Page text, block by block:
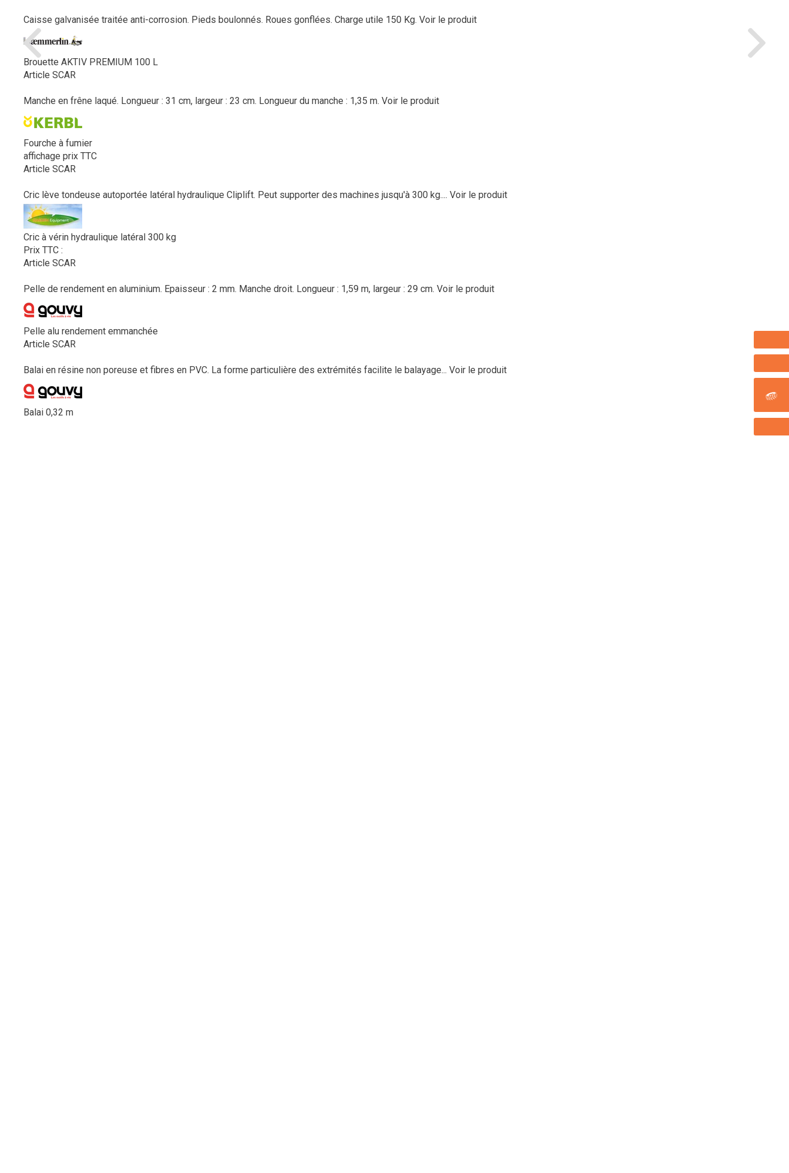
Caisse galvanisée traitée anti-corrosion. Pieds boulonnés. Roues gonflées. Charge utile 150 Kg. Voir le produit
Brouette AKTIV PREMIUM 100 L
Article SCAR
Manche en frêne laqué. Longueur : 31 cm, largeur : 23 cm. Longueur du manche : 1,35 m. Voir le produit
Fourche à fumier
affichage prix TTC
Article SCAR
Cric lève tondeuse autoportée latéral hydraulique Cliplift. Peut supporter des machines jusqu'à 300 kg.... Voir le produit
Cric à vérin hydraulique latéral 300 kg
Prix TTC :
Article SCAR
Pelle de rendement en aluminium. Epaisseur : 2 mm. Manche droit. Longueur : 1,59 m, largeur : 29 cm. Voir le produit
Pelle alu rendement emmanchée
Article SCAR
Balai en résine non poreuse et fibres en PVC. La forme particulière des extrémités facilite le balayage... Voir le produit
Balai 0,32 m